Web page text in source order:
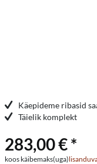
Käepideme ribasid
Täielik komplekt
283,00 € *
koos käibemaks(uga)